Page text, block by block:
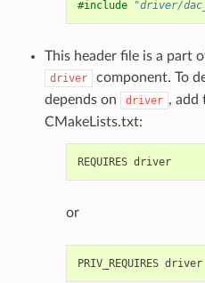
#include "driver/
This header file is a part
driver
component. To
depends on
driver , add
CMakeLists.txt:
REQUIRES driver
or
PRIV_REQUIRES driver